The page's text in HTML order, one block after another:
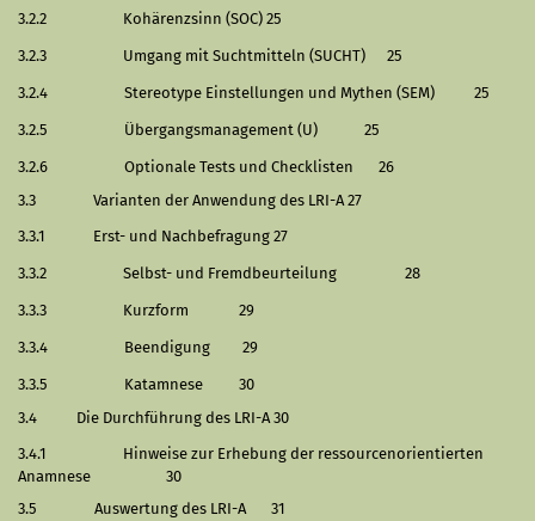
3.2.2 Kohärenzsinn (SOC) 25
3.2.3 Umgang mit Suchtmitteln (SUCHT) 25
3.2.4 Stereotype Einstellungen und Mythen (SEM) 25
3.2.5 Übergangsmanagement (U) 25
3.2.6 Optionale Tests und Checklisten
26
3.3
Varianten der Anwendung des LRI-A 27
3.3.1
Erst- und Nachbefragung 27
3.3.2 Selbst- und Fremdbeurteilung 28
3.3.3 Kurzform 29
3.3.4 Beendigung 29
3.3.5 Katamnese
30
3.4
Die Durchführung des LRI-A 30
3.4.1
Hinweise zur Erhebung der ressourcenorientierten
Anamnese
30
3.5
Auswertung des LRI-A
31